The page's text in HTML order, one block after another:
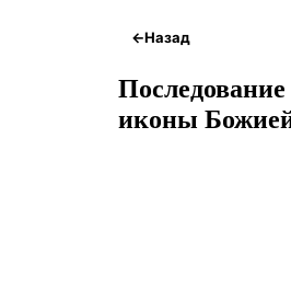
←Назад
иконы